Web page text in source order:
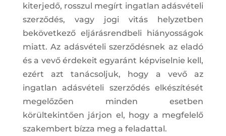
kiterjedő, rosszul megírt ingatlan adásvételi
szerződés, vagy jogi vitás helyzetben
bekövetkező eljárásrendbeli hiányosságok
miatt. Az adásvételi szerződésnek az eladó
és a vevő érdekeit egyaránt képviselnie kell,
ezért azt tanácsoljuk, hogy a vevő az
ingatlan adásvételi szerződés elkészítését
megelőzően minden esetben
körültekintően járjon el, hogy a megfelelő
szakembert bízza meg a feladattal.